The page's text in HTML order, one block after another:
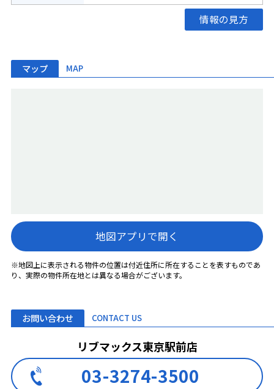
情報の見方
マップ MAP
地図アプリで開く
※地図上に表示される物件の位置は付近住所に所在することを表すものであ
り、実際の物件所在地とは異なる場合がございます。
お問い合わせ CONTACT US
リブマックス東京駅前店
03-3274-3500